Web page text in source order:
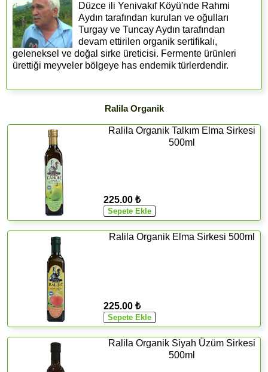
Düzce ili Yenivakıf Köyü'nde Rahmi
Aydın tarafından kurulan ve oğulları
Turgay ve Tuncay Aydın tarafından
devam ettirilen organik sertifikalı,
geleneksel ve doğal sirke üreticisi. Fermente ürünleri
ürettiği meyveler bölgeye has endemik türlerdendir.
Ralila Organik
Ralila Organik Talkım Elma Sirkesi
500ml
225.00 ₺
Ralila Organik Elma Sirkesi 500ml
225.00 ₺
Ralila Organik Siyah Üzüm Sirkesi
500ml